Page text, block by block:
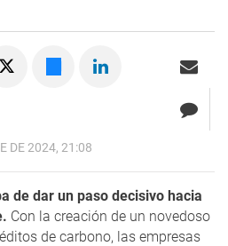
DE 2024, 21:08
de dar un paso decisivo hacia
Con la creación de un novedoso
de carbono, las empresas